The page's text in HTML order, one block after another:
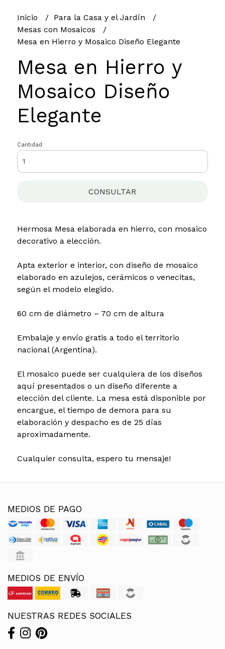
Inicio
Para la Casa y el Jardín
Mesas con Mosaicos
Mesa en Hierro y Mosaico Diseño Elegante
Mesa en Hierro y
Mosaico Diseño
Elegante
Cantidad
CONSULTAR
Hermosa Mesa elaborada en hierro, con mosaico
decorativo a elección.
Apta exterior e interior, con diseño de mosaico
elaborado en azulejos, cerámicos o venecitas,
según el modelo elegido.
60 cm de diámetro – 70 cm de altura
Embalaje y envío gratis a todo el territorio
nacional (Argentina).
El mosaico puede ser cualquiera de los diseños
aquí presentados o un diseño diferente a
elección del cliente. La mesa está disponible por
encargue, el tiempo de demora para su
elaboración y despacho es de 25 días
aproximadamente.
Cualquier consulta, espero tu mensaje!
MEDIOS DE PAGO
MEDIOS DE ENVÍO
NUESTRAS REDES SOCIALES